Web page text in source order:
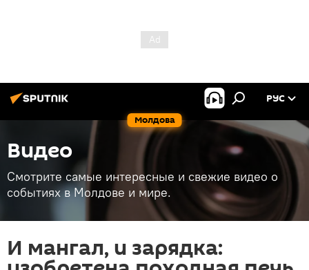
Молдова
РУС
Видео
Смотрите самые интересные и свежие видео о
событиях в Молдове и мире.
И мангал, и зарядка: